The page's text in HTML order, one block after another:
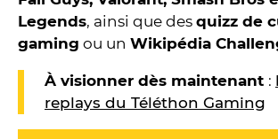
Legends, ainsi que des quizz de
gaming ou un Wikipédia
À visionner dès maintenant :
replays du Téléthon Gaming